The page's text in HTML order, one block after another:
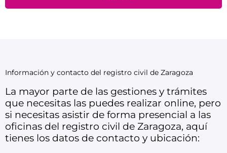
Información y contacto del registro civil de Zaragoza
La mayor parte de las gestiones y trámites
que necesitas las puedes realizar online, pero
si necesitas asistir de forma presencial a las
oficinas del registro civil de Zaragoza, aquí
tienes los datos de contacto y ubicación: